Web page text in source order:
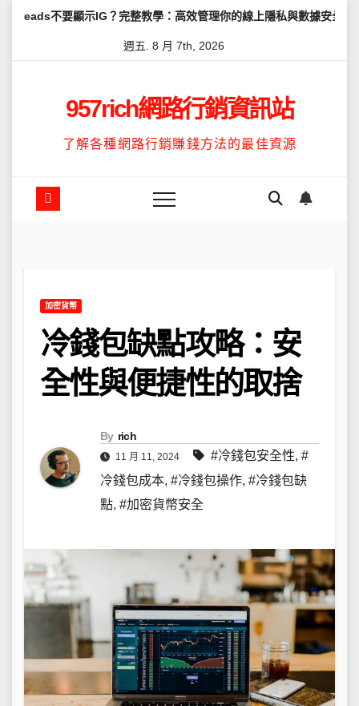
？完整教學：高效管理你的線上隱私與數據安全 怎麼讓
週五. 8 月 7th, 2026
957rich網路行銷資訊站
了解各種網路行銷賺錢方法的最佳資源
加密貨幣
冷錢包缺點攻略：安
全性與便捷性的取捨
By rich
11 月 11, 2024 #冷錢包安全性, #
冷錢包成本, #冷錢包操作, #冷錢包缺
點, #加密貨幣安全